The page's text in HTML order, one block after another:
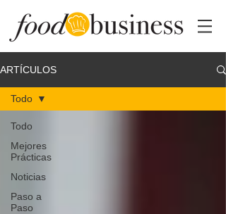
ARTÍCULOS
Todo
Mejores
Prácticas
Noticias
Paso a
Paso
Todo